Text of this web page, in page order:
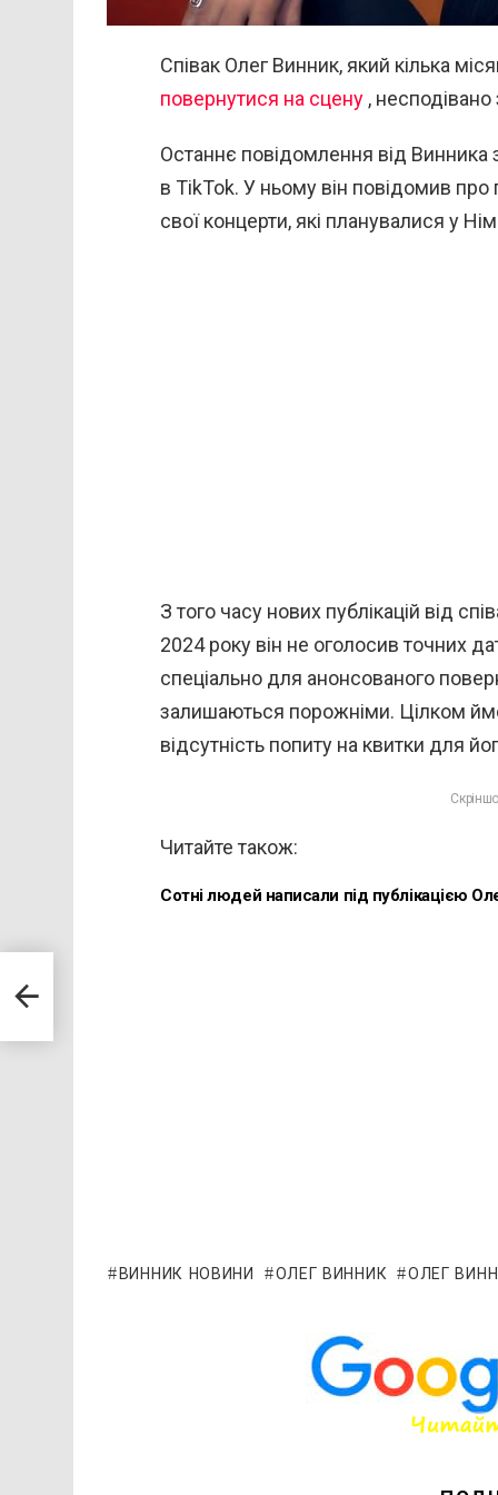
Співак Олег Винник, який кілька
повернутися на сцену ,
Останнє повідомлення від Винника
в TikTok. У ньому він повідомив
свої концерти, які планувалися у
З того часу нових публікацій від
2024 року він не оголосив точних
спеціально для анонсованого
залишаються порожніми. Цілком
відсутність попиту на квитки для
Читайте також:
Сотні людей написали під публікацією
ВИННИК НОВИНИ ОЛЕГ ВИННИК ОЛЕГ